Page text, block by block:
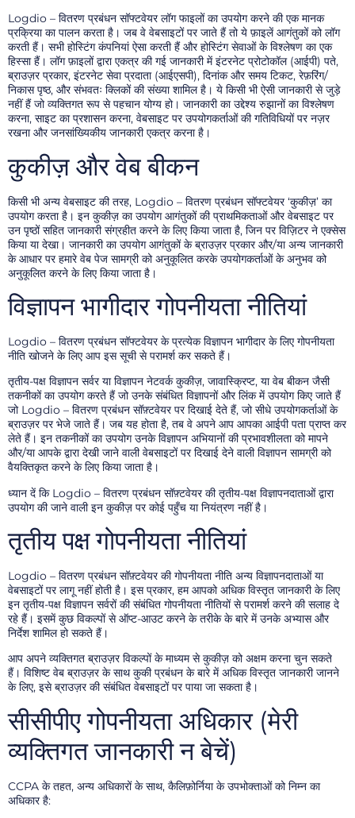
Logdio – वितरण प्रबंधन सॉफ्टवेयर लॉग फाइलों का उपयोग करने की एक मानक
प्रक्रिया का पालन करता है। जब वे वेबसाइटों पर जाते हैं तो ये फ़ाइलें आगंतुकों को लॉग
करती हैं। सभी होस्टिंग कंपनियां ऐसा करती हैं और होस्टिंग सेवाओं के विश्लेषण का एक
हिस्सा हैं। लॉग फ़ाइलों द्वारा एकत्र की गई जानकारी में इंटरनेट प्रोटोकॉल (आईपी) पते,
ब्राउज़र प्रकार, इंटरनेट सेवा प्रदाता (आईएसपी), दिनांक और समय टिकट, रेफ़रिंग/
निकास पृष्ठ, और संभवतः क्लिकों की संख्या शामिल है। ये किसी भी ऐसी जानकारी से जुड़े
नहीं हैं जो व्यक्तिगत रूप से पहचान योग्य हो। जानकारी का उद्देश्य रुझानों का विश्लेषण
करना, साइट का प्रशासन करना, वेबसाइट पर उपयोगकर्ताओं की गतिविधियों पर नज़र
रखना और जनसांख्यिकीय जानकारी एकत्र करना है।
कुकीज़ और वेब बीकन
किसी भी अन्य वेबसाइट की तरह, Logdio – वितरण प्रबंधन सॉफ्टवेयर ‘कुकीज़’ का
उपयोग करता है। इन कुकीज़ का उपयोग आगंतुकों की प्राथमिकताओं और वेबसाइट पर
उन पृष्ठों सहित जानकारी संग्रहीत करने के लिए किया जाता है, जिन पर विज़िटर ने एक्सेस
किया या देखा। जानकारी का उपयोग आगंतुकों के ब्राउज़र प्रकार और/या अन्य जानकारी
के आधार पर हमारे वेब पेज सामग्री को अनुकूलित करके उपयोगकर्ताओं के अनुभव को
अनुकूलित करने के लिए किया जाता है।
विज्ञापन भागीदार गोपनीयता नीतियां
Logdio – वितरण प्रबंधन सॉफ्टवेयर के प्रत्येक विज्ञापन भागीदार के लिए गोपनीयता
नीति खोजने के लिए आप इस सूची से परामर्श कर सकते हैं।
तृतीय-पक्ष विज्ञापन सर्वर या विज्ञापन नेटवर्क कुकीज़, जावास्क्रिप्ट, या वेब बीकन जैसी
तकनीकों का उपयोग करते हैं जो उनके संबंधित विज्ञापनों और लिंक में उपयोग किए जाते हैं
जो Logdio – वितरण प्रबंधन सॉफ़्टवेयर पर दिखाई देते हैं, जो सीधे उपयोगकर्ताओं के
ब्राउज़र पर भेजे जाते हैं। जब यह होता है, तब वे अपने आप आपका आईपी पता प्राप्त कर
लेते हैं। इन तकनीकों का उपयोग उनके विज्ञापन अभियानों की प्रभावशीलता को मापने
और/या आपके द्वारा देखी जाने वाली वेबसाइटों पर दिखाई देने वाली विज्ञापन सामग्री को
वैयक्तिकृत करने के लिए किया जाता है।
ध्यान दें कि Logdio – वितरण प्रबंधन सॉफ़्टवेयर की तृतीय-पक्ष विज्ञापनदाताओं द्वारा
उपयोग की जाने वाली इन कुकीज़ पर कोई पहुँच या नियंत्रण नहीं है।
तृतीय पक्ष गोपनीयता नीतियां
Logdio – वितरण प्रबंधन सॉफ़्टवेयर की गोपनीयता नीति अन्य विज्ञापनदाताओं या
वेबसाइटों पर लागू नहीं होती है। इस प्रकार, हम आपको अधिक विस्तृत जानकारी के लिए
इन तृतीय-पक्ष विज्ञापन सर्वरों की संबंधित गोपनीयता नीतियों से परामर्श करने की सलाह दे
रहे हैं। इसमें कुछ विकल्पों से ऑप्ट-आउट करने के तरीके के बारे में उनके अभ्यास और
निर्देश शामिल हो सकते हैं।
आप अपने व्यक्तिगत ब्राउज़र विकल्पों के माध्यम से कुकीज़ को अक्षम करना चुन सकते
हैं। विशिष्ट वेब ब्राउज़र के साथ कुकी प्रबंधन के बारे में अधिक विस्तृत जानकारी जानने
के लिए, इसे ब्राउज़र की संबंधित वेबसाइटों पर पाया जा सकता है।
सीसीपीए गोपनीयता अधिकार (मेरी
व्यक्तिगत जानकारी न बेचें)
CCPA के तहत, अन्य अधिकारों के साथ, कैलिफ़ोर्निया के उपभोक्ताओं को निम्न का
अधिकार है: